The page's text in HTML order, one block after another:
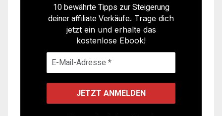
10 bewährte Tipps zur Steigerung
deiner affiliate Verkäufe. Trage dich
jetzt ein und erhalte das
kostenlose Ebook!